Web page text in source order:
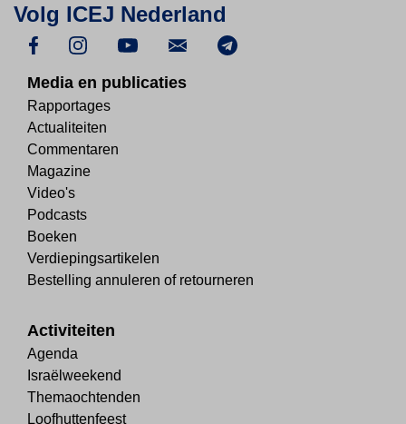
Volg ICEJ Nederland
Media en publicaties
Rapportages
Actualiteiten
Commentaren
Magazine
Video's
Podcasts
Boeken
Verdiepingsartikelen
Bestelling annuleren of retourneren
Activiteiten
Agenda
Israëlweekend
Themaochtenden
Loofhuttenfeest